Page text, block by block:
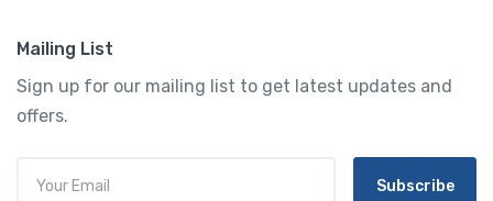
Mailing List
Sign up for our mailing list to get latest updates and
offers.
Subscribe